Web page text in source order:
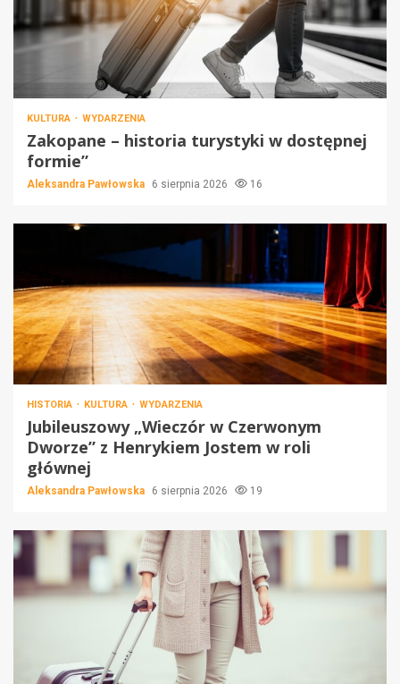
KULTURA WYDARZENIA
Zakopane – historia turystyki w dostępnej
formie”
Aleksandra Pawłowska 6 sierpnia 2026 16
HISTORIA KULTURA WYDARZENIA
Jubileuszowy „Wieczór w Czerwonym
Dworze” z Henrykiem Jostem w roli
głównej
Aleksandra Pawłowska 6 sierpnia 2026 19